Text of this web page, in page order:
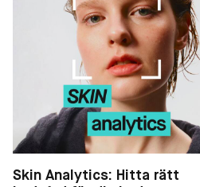
genom att stimulera cirkulationen
vätskor runt ögonen.
Långvarig hydrering: Med
ögonkräm in fukt och lämnar
välhydrerad, vilket motverkar
ger ögonområdet en fylligare och
Skin Analytics: Hitta rätt